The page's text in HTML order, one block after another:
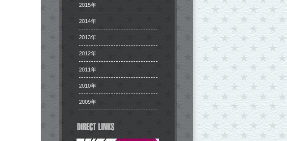
2015年
2014年
2013年
2012年
2011年
2010年
2009年